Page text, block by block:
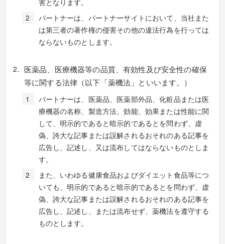
害となります。
パートナーは、パートナーサイトにおいて、当社また
は第三者の著作権の侵害その他の違法行為を行っては
ならないものとします。
医薬品、医療機器等の品質、有効性及び安全性の確保
等に関する法律（以下「薬機法」といいます。）
パートナーは、医薬品、医薬部外品、化粧品または医
療機器の名称、製造方法、効能、効果または性能に関
して、明示的であると暗示的であるとを問わず、虚
偽、誇大な記事または誤解されるおそれのある記事を
広告し、記述し、又は流布してはならないものとしま
す。
また、いわゆる健康食品およびダイエット食品等につ
いても、明示的であると暗示的であるとを問わず、虚
偽、誇大な記事または誤解されるおそれのある記事を
広告し、記述し、または流布せず、薬機法を遵守する
ものとします。